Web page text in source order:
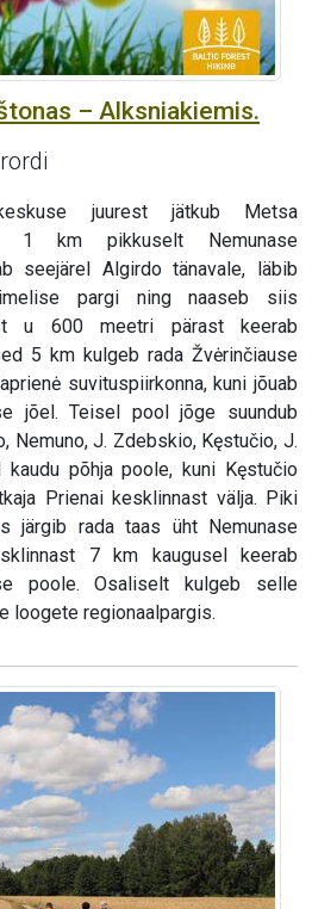
– Alksniakiemis.
juurest jätkub Metsa
1 km pikkuselt Nemunase
seejärel Algirdo tänavale, läbib
pargi ning naaseb siis
u 600 meetri pärast keerab
5 km kulgeb rada Žvėrinčiause
suvituspiirkonna, kuni jõuab
jõel. Teisel pool jõge suundub
Nemuno, J. Zdebskio, Kęstučio, J.
kaudu põhja poole, kuni Kęstučio
Prienai kesklinnast välja. Piki
järgib rada taas üht Nemunase
7 km kaugusel keerab
poole. Osaliselt kulgeb selle
loogete regionaalpargis.